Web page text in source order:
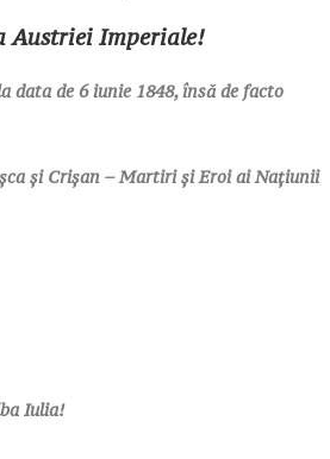
Austriei Imperiale!
de 6 iunie 1848, însă de facto
și Crișan – Martiri și Eroi ai Națiunii
Iulia!